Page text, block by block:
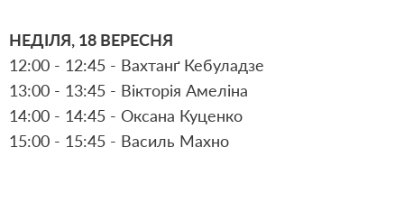
НЕДІЛЯ, 18 ВЕРЕСНЯ
12:00 - 12:45 - Вахтанґ Кебуладзе
13:00 - 13:45 - Вікторія Амеліна
14:00 - 14:45 - Оксана Куценко
15:00 - 15:45 - Василь Махно